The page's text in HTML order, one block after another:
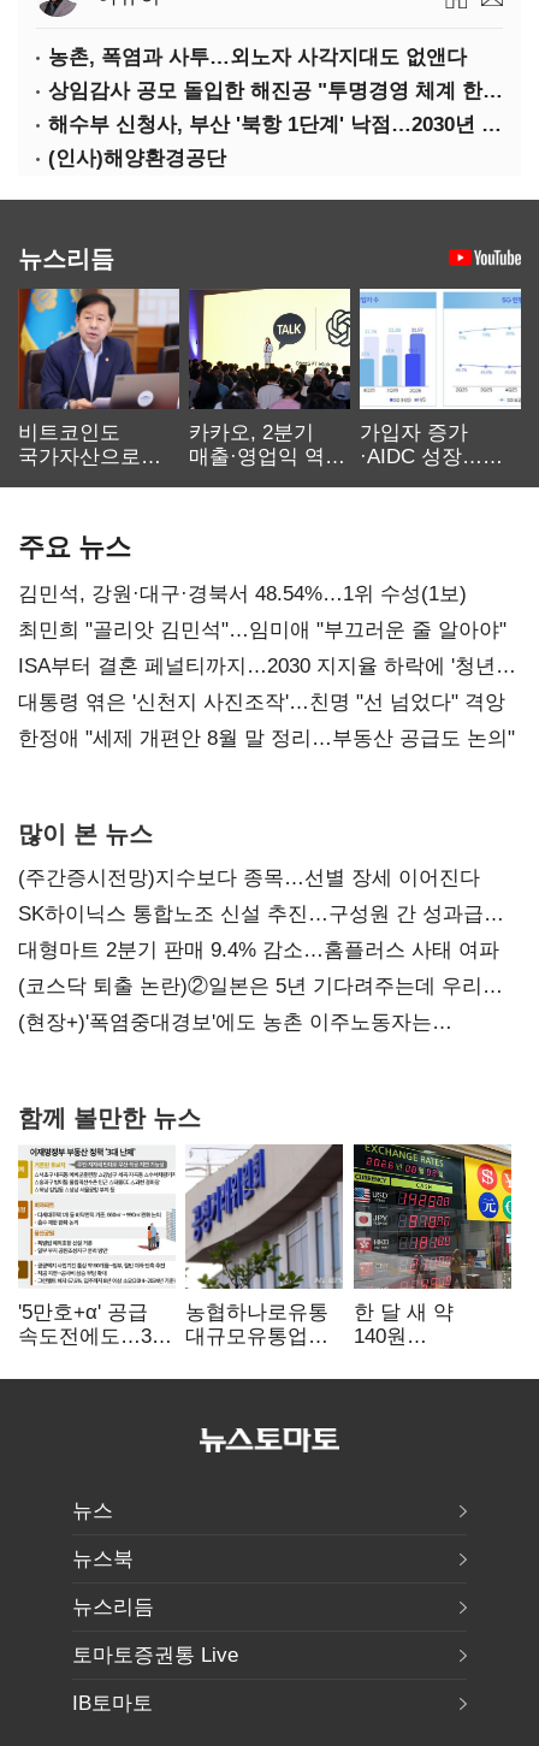
농촌, 폭염과 사투…외노자 사각지대도 없앤다
상임감사 공모 돌입한 해진공 "투명경영 체계 한층 강화"
해수부 신청사, 부산 '북항 1단계' 낙점…2030년 완공 목표
(인사)해양환경공단
뉴스리듬
비트코인도
국가자산으로…'
카카오, 2분기
매출·영업익 역대
가입자 증가
·AIDC 성장…
주요 뉴스
김민석, 강원·대구·경북서 48.54%…1위 수성(1보)
최민희 "골리앗 김민석"…임미애 "부끄러운 줄 알아야"
ISA부터 결혼 페널티까지…2030 지지율 하락에 '청년
챙기기'
대통령 엮은 '신천지 사진조작'…친명 "선 넘었다" 격앙
한정애 "세제 개편안 8월 말 정리…부동산 공급도 논의"
많이 본 뉴스
(주간증시전망)지수보다 종목…선별 장세 이어진다
SK하이닉스 통합노조 신설 추진…구성원 간 성과급
불만 확산
대형마트 2분기 판매 9.4% 감소…홈플러스 사태 여파
(코스닥 퇴출 논란)②일본은 5년 기다려주는데 우리는
당장 퇴출?…시간만으론 부족한 코스닥 구하기
(현장+)'폭염중대경보'에도 농촌 이주노동자는
함께 볼만한 뉴스
'5만호+α' 공급
속도전에도…3대
농협하나로유통
대규모유통업법
공정위, 과징금
부과
한 달 새 약
140원
엔저'에 원화
뉴스
뉴스북
뉴스리듬
토마토증권통 Live
IB토마토